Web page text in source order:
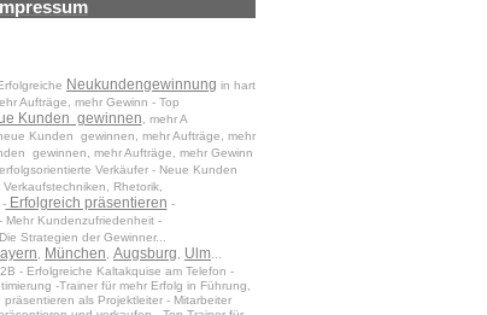
Neukundengewinnung in hart
Aufträge, mehr Gewinn - Top
Kunden gewinnen , mehr A
Kunden gewinnen, mehr Aufträge, mehr
gewinnen, mehr Aufträge, mehr Gewinn
Verkäufer - Neue Kunden
Rhetorik,
Erfolgreich präsentieren -
- Mehr Kundenzufriedenheit -
Strategien der Gewinner...
München Augsburg Ulm
- Erfolgreiche Kaltakquise am Telefon -
-Trainer für mehr Erfolg in Führung,
als Projektleiter - Mitarbeiter